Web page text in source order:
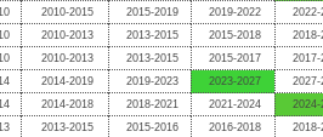
2010-2015 2015-2019 2019-2022
2022-
2010-2013 2013-2015 2015-2018
2018-
2010-2013 2013-2015 2015-2017
2017-
2014-2019 2019-2023 2023-2027
2027-
2014-2018 2018-2021 2021-2024
2024-
2013-2015 2015-2016 2016-2018 2018-